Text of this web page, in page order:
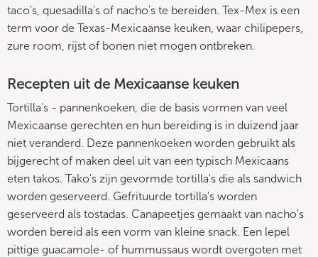
taco's, quesadilla's of nacho's te bereiden. Tex-Mex is een
term voor de Texas-Mexicaanse keuken, waar chilipepers,
zure room, rijst of bonen niet mogen ontbreken.
Recepten uit de Mexicaanse keuken
Tortilla's - pannenkoeken, die de basis vormen van veel
Mexicaanse gerechten en hun bereiding is in duizend jaar
niet veranderd. Deze pannenkoeken worden gebruikt als
bijgerecht of maken deel uit van een typisch Mexicaans
eten takos. Tako's zijn gevormde tortilla's die als sandwich
worden geserveerd. Gefrituurde tortilla's worden
geserveerd als tostadas. Canapeetjes gemaakt van nacho's
worden bereid als een vorm van kleine snack. Een lepel
pittige guacamole- of hummussaus wordt overgoten met